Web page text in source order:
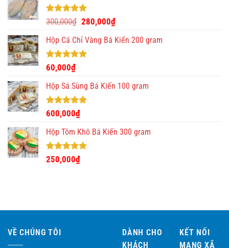
Được xếp
hạng
5.00
5 sao
300,000₫ Giá
là:
300,000₫.
280,000₫Giá
tại
Hộp Cá Chỉ Vàng Bá Kiến 200 gram
Được xếp
hạng
5.00
5 sao
60,000₫
Hộp Sá Sùng Bá Kiến 100 gram
Được xếp
hạng
5.00
5 sao
600,000₫
Hộp Tôm Khô Bá Kiến 300 gram
Được xếp
hạng
5.00
250,000₫
VỀ CHÚNG TÔI
DÀNH CHO
KHÁCH
KẾT NỐI
MẠNG XÃ